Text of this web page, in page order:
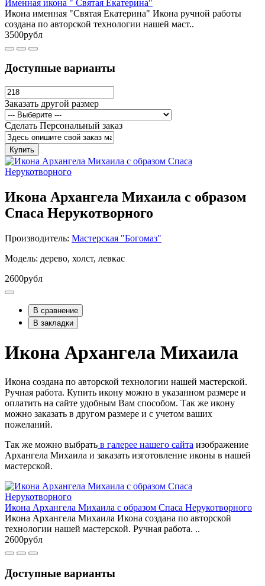
Именная икона " Святая Екатерина"
Икона именная "Святая Екатерина" Икона ручной работы
создана по авторской технологии нашей маст..
3500рубл
Доступные варианты
Заказать другой размер
Сделать Персональный заказ
Купить
Икона Архангела Михаила с образом
Спаса Нерукотворного
Производитель: Мастерская "Богомаз"
Модель: дерево, холст, левкас
2600рубл
В сравнение
В закладки
Икона Архангела Михаила
Икона создана по авторской технологии нашей мастерской.
Ручная работа. Купить икону можно в указанном размере и
оплатить на сайте удобным Вам способом. Так же икону
можно заказать в другом размере и с учетом ваших
пожеланий.
Так же можно выбрать в галерее нашего сайта изображение
Архангела Михаила и заказать изготовление иконы в нашей
мастерской.
Икона Архангела Михаила с образом Спаса Нерукотворного
Икона Архангела Михаила Икона создана по авторской
технологии нашей мастерской. Ручная работа. ..
2600рубл
Доступные варианты